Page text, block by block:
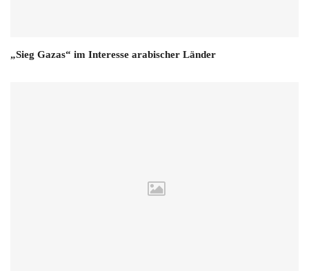
„Sieg Gazas“ im Interesse arabischer Länder